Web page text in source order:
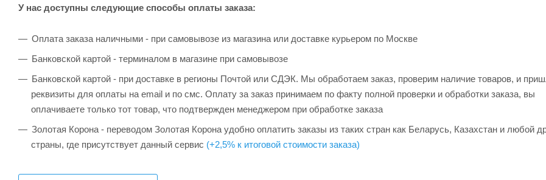
У нас доступны следующие способы оплаты заказа:
Оплата заказа наличными - при самовывозе из магазина или доставке курьером по Москве
Банковской картой - терминалом в магазине при самовывозе
Банковской картой - при доставке в регионы Почтой или СДЭК. Мы обработаем заказ, проверим наличие товаров, и
реквизиты для оплаты на email и по смс. Оплату за заказ принимаем по факту полной проверки и обработки заказа, вы
оплачиваете только тот товар, что подтвержден менеджером при обработке заказа
Золотая Корона - переводом Золотая Корона удобно оплатить заказы из таких стран как Беларусь, Казахстан и любой
страны, где присутствует данный сервис (+2,5% к итоговой стоимости заказа)